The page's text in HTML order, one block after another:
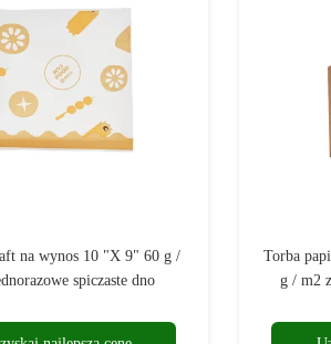
na wynos 10 "X 9" 60 g /
spiczaste dno
Torba
g / m2